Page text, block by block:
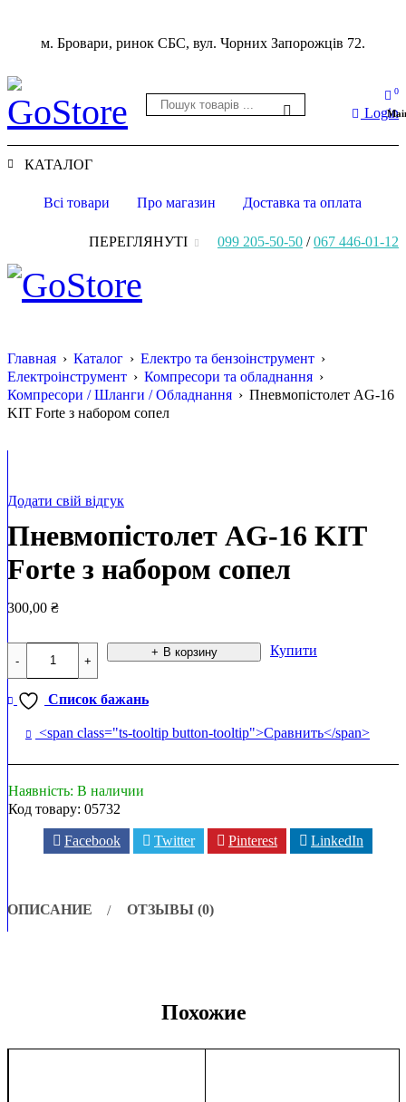
м. Бровари, ринок СБС, вул. Чорних Запорожців 72.
0
Login
КАТАЛОГ
Всі товари Про магазин Доставка та оплата
099 205-50-50 /067 446-01-12
ПЕРЕГЛЯНУТІ
Главная › Каталог › Електро та бензоінструмент ›
Електроінструмент › Компресори та обладнання ›
Компресори / Шланги / Обладнання › Пневмопістолет AG-16
KIT Forte з набором сопел
Додати свій відгук
Пневмопістолет AG-16 KIT
Forte з набором сопел
300,00 ₴
товара
Пневмопістолет
AG-
KIT
з
сопел
В корзину Купити
Список бажань
<span class="ts-tooltip button-tooltip">Сравнить</span>
Наявність: В наличии
Код товару: 05732
Facebook Twitter Pinterest LinkedIn
ОПИСАНИЕ ОТЗЫВЫ (0)
Похожие